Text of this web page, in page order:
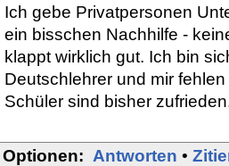
Ich gebe Privatpersonen
ein bisschen Nachhilfe -
klappt wirklich gut. Ich bin
Deutschlehrer und mir
Schüler sind bisher
Optionen: Antworten •